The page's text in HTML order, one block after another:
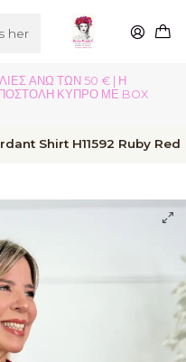
ΑΝΩ ΤΩΝ 50 € | Η
ΚΥΠΡΟ ΜΕ BOX
Shirt H11592 Ruby Red